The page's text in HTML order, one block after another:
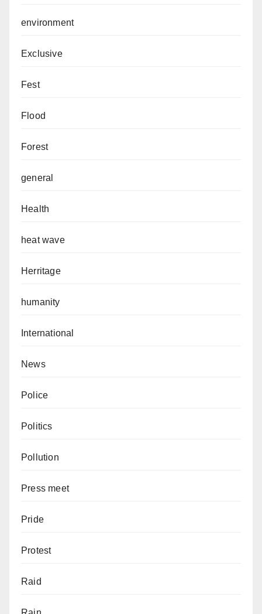
environment
Exclusive
Fest
Flood
Forest
general
Health
heat wave
Herritage
humanity
International
News
Police
Politics
Pollution
Press meet
Pride
Protest
Raid